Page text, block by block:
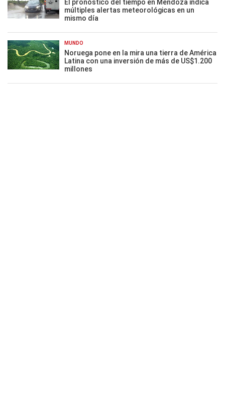
El pronóstico del tiempo en Mendoza indica
múltiples alertas meteorológicas en un
mismo día
MUNDO
Noruega pone en la mira una tierra de América
Latina con una inversión de más de US$1.200
millones